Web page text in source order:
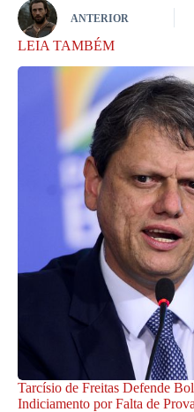
ANTERIOR
LEIA TAMBÉM
Tarcísio de Freitas Defende
Indiciamento por Falta de